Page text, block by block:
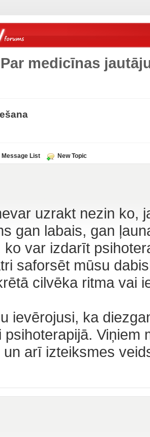
Par medicīnas
Message List New Topic
uzrakt nezin ko,
gan labais, gan
ko var izdarīt
saforsēt mūsu
cilvēka ritma vai
ievērojusi, ka
psihoterapijā. Viņiem
un arī izteiksmes